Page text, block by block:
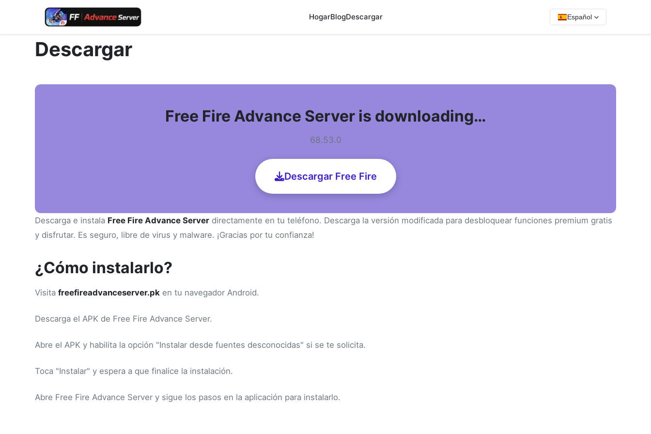
HogarBlogDescargar Español
Descargar
Free Fire Advance Server is downloading…
68.53.0
Descargar Free Fire
Descarga e instala Free Fire Advance Server directamente en tu teléfono. Descarga la versión modificada para desbloquear funciones premium gratis
y disfrutar. Es seguro, libre de virus y malware. ¡Gracias por tu confianza!
¿Cómo instalarlo?
Visita freefireadvanceserver.pk en tu navegador Android.
Descarga el APK de Free Fire Advance Server.
Abre el APK y habilita la opción "Instalar desde fuentes desconocidas" si se te solicita.
Toca "Instalar" y espera a que finalice la instalación.
Abre Free Fire Advance Server y sigue los pasos en la aplicación para instalarlo.